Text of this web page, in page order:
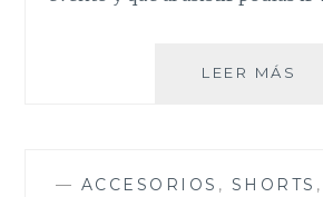
LEER MÁS
— ACCESORIOS , SHORTS ,